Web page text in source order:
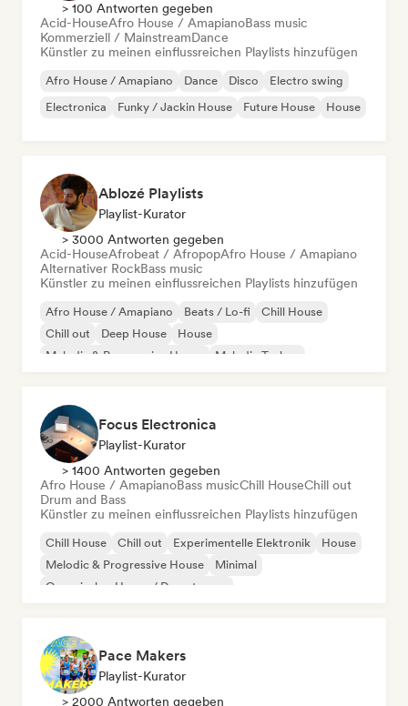
> 100 Antworten gegeben
Acid-HouseAfro House / AmapianoBass music
Kommerziell / MainstreamDance
Künstler zu meinen einflussreichen Playlists hinzufügen
Afro House / Amapiano Dance Disco
Electro swing
Electronica
Funky / Jackin House Future House House
Ablozé Playlists
Playlist-Kurator
> 3000 Antworten gegeben
Acid-HouseAfrobeat / AfropopAfro House / Amapiano
Alternativer RockBass music
Künstler zu meinen einflussreichen Playlists hinzufügen
Afro House / Amapiano Beats / Lo-fi
Chill House
Chill out
Deep House
House
Melodic & Progressive House
Melodic Techno
Focus Electronica
Playlist-Kurator
> 1400 Antworten gegeben
Afro House / AmapianoBass musicChill HouseChill out
Drum and Bass
Künstler zu meinen einflussreichen Playlists hinzufügen
Chill House Chill out Experimentelle Elektronik
House
Melodic & Progressive House
Minimal
Organischer House / Downtempo
Pace Makers
Playlist-Kurator
> 2000 Antworten gegeben